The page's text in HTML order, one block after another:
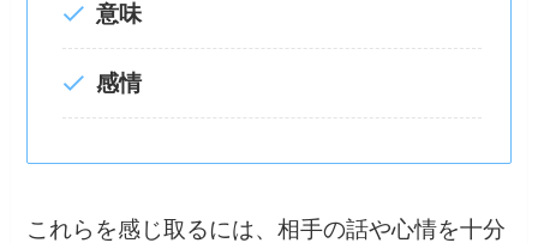
意味
感情
これらを感じ取るには、相手の話や心情を十分